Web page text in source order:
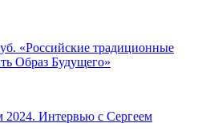
«Российские традиционные
Образ Будущего»
Интервью с Сергеем